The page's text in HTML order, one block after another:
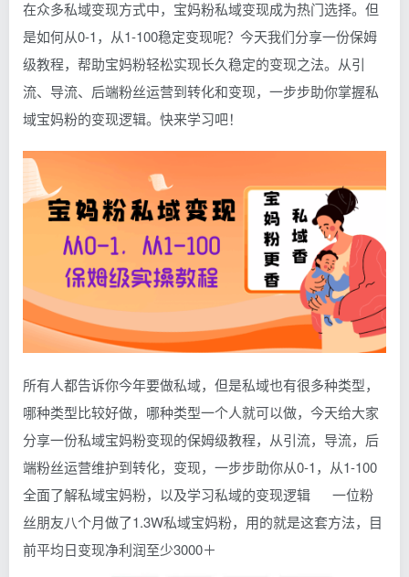
在众多私域变现方式中，宝妈粉私域变现成为热门选择。但
是如何从0-1，从1-100稳定变现呢？今天我们分享一份保姆
级教程，帮助宝妈粉轻松实现长久稳定的变现之法。从引
流、导流、后端粉丝运营到转化和变现，一步步助你掌握私
域宝妈粉的变现逻辑。快来学习吧！
所有人都告诉你今年要做私域，但是私域也有很多种类型，
哪种类型比较好做，哪种类型一个人就可以做，今天给大家
分享一份私域宝妈粉变现的保姆级教程，从引流，导流，后
端粉丝运营维护到转化，变现，一步步助你从0-1，从1-100
全面了解私域宝妈粉，以及学习私域的变现逻辑 一位粉
丝朋友八个月做了1.3W私域宝妈粉，用的就是这套方法，目
前平均日变现净利润至少3000＋